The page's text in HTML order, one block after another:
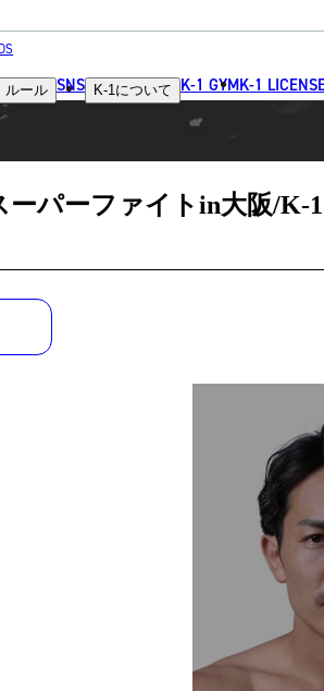
ルール SNS K-1 について K-1 GYMK-1
パーファイトin大阪/K-